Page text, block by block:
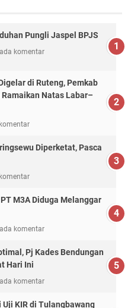
Pungli Jaspel BPJS
komentar
di Ruteng, Pemkab
Natas Labar–
Diperketat, Pasca
M3A Diduga Melanggar
komentar
Pj Kades Bendungan
Hari Ini
komentar
Uji KIR di Tulangbawang